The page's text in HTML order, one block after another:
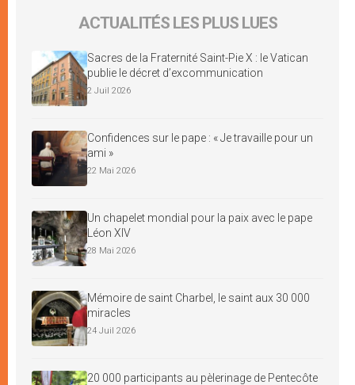
ACTUALITÉS LES PLUS LUES
Sacres de la Fraternité Saint-Pie X : le Vatican
publie le décret d’excommunication
2 Juil 2026
Confidences sur le pape : « Je travaille pour un
ami »
22 Mai 2026
Un chapelet mondial pour la paix avec le pape
Léon XIV
28 Mai 2026
Mémoire de saint Charbel, le saint aux 30 000
miracles
24 Juil 2026
20 000 participants au pèlerinage de Pentecôte